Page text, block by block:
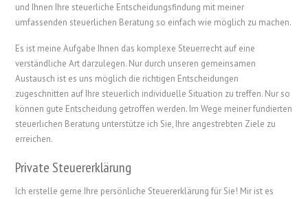
und Ihnen Ihre steuerliche Entscheidungsfindung mit meiner
umfassenden steuerlichen Beratung so einfach wie möglich zu machen.
Es ist meine Aufgabe Ihnen das komplexe Steuerrecht auf eine
verständliche Art darzulegen. Nur durch unseren gemeinsamen
Austausch ist es uns möglich die richtigen Entscheidungen
zugeschnitten auf Ihre steuerlich individuelle Situation zu treffen. Nur so
können gute Entscheidung getroffen werden. Im Wege meiner fundierten
steuerlichen Beratung unterstütze ich Sie, Ihre angestrebten Ziele zu
erreichen.
Private Steuererklärung
Ich erstelle gerne Ihre persönliche Steuererklärung für Sie! Mir ist es